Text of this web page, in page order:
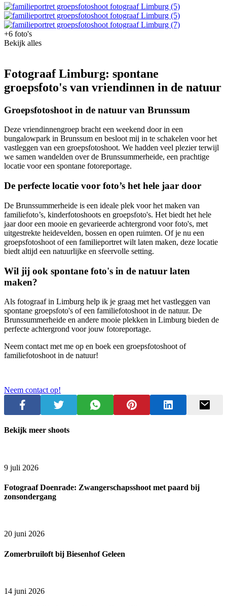
+6 foto's
Bekijk alles
Fotograaf Limburg: spontane
groepsfoto's van vriendinnen in de natuur
Groepsfotoshoot in de natuur van Brunssum
Deze vriendinnengroep bracht een weekend door in een
bungalowpark in Brunssum en besloot mij in te schakelen voor het
vastleggen van een groepsfotoshoot. We hadden veel plezier terwijl
we samen wandelden over de Brunssummerheide, een prachtige
locatie voor een spontane fotoreportage.
De perfecte locatie voor foto’s het hele jaar door
De Brunssummerheide is een ideale plek voor het maken van
familiefoto’s, kinderfotoshoots en groepsfoto's. Het biedt het hele
jaar door een mooie en gevarieerde achtergrond voor foto's, met
uitgestrekte heidevelden, bossen en open ruimten. Of je nu een
groepsfotoshoot of een familieportret wilt laten maken, deze locatie
biedt altijd een natuurlijke en sfeervolle setting.
Wil jij ook spontane foto's in de natuur laten
maken?
Als fotograaf in Limburg help ik je graag met het vastleggen van
spontane groepsfoto's of een familiefotoshoot in de natuur. De
Brunssummerheide en andere mooie plekken in Limburg bieden de
perfecte achtergrond voor jouw fotoreportage.
Neem contact met me op en boek een groepsfotoshoot of
familiefotoshoot in de natuur!
Neem contact op!
Bekijk meer shoots
9 juli 2026
Fotograaf Doenrade: Zwangerschapsshoot met paard bij
zonsondergang
20 juni 2026
Zomerbruiloft bij Biesenhof Geleen
14 juni 2026